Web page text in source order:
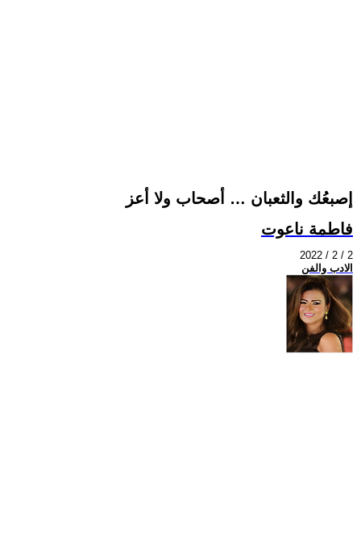
إصبعُك والثعبان … أصحاب ولا أعز
فاطمة ناعوت
2022 / 2 / 2
الادب والفن